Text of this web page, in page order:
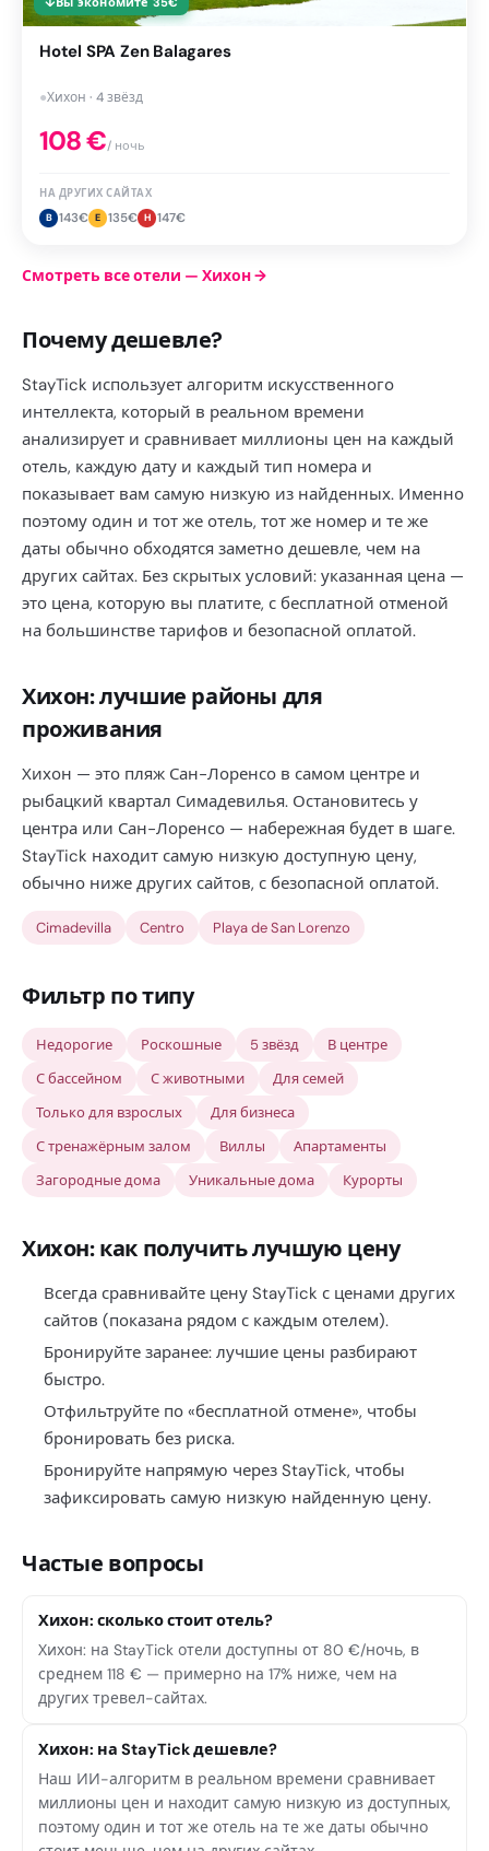
Hotel SPA Zen Balagares
●Хихон · 4 звёзд
108€/ ночь
НА ДРУГИХ САЙТАХ
B 143€ E 135€ H 147€
Смотреть все отели — Хихон→
Почему дешевле?
StayTick использует алгоритм искусственного
интеллекта, который в реальном времени
анализирует и сравнивает миллионы цен на каждый
отель, каждую дату и каждый тип номера и
показывает вам самую низкую из найденных. Именно
поэтому один и тот же отель, тот же номер и те же
даты обычно обходятся заметно дешевле, чем на
других сайтах. Без скрытых условий: указанная цена —
это цена, которую вы платите, с бесплатной отменой
на большинстве тарифов и безопасной оплатой.
Хихон: лучшие районы для
проживания
Хихон — это пляж Сан-Лоренсо в самом центре и
рыбацкий квартал Симадевилья. Остановитесь у
центра или Сан-Лоренсо — набережная будет в шаге.
StayTick находит самую низкую доступную цену,
обычно ниже других сайтов, с безопасной оплатой.
Cimadevilla Centro Playa de San Lorenzo
Фильтр по типу
Недорогие Роскошные 5 звёзд
В центре
С бассейном
С животными
Для семей
Только для взрослых
Для бизнеса
С тренажёрным залом
Виллы
Апартаменты
Загородные дома
Уникальные дома Курорты
Хихон: как получить лучшую цену
Всегда сравнивайте цену StayTick с ценами других
сайтов (показана рядом с каждым отелем).
Бронируйте заранее: лучшие цены разбирают
быстро.
Отфильтруйте по «бесплатной отмене», чтобы
бронировать без риска.
Бронируйте напрямую через StayTick, чтобы
зафиксировать самую низкую найденную цену.
Частые вопросы
Хихон: сколько стоит отель?
Хихон: на StayTick отели доступны от 80 €/ночь, в
среднем 118 € — примерно на 17% ниже, чем на
других тревел-сайтах.
Хихон: на StayTick дешевле?
Наш ИИ-алгоритм в реальном времени сравнивает
миллионы цен и находит самую низкую из доступных,
поэтому один и тот же отель на те же даты обычно